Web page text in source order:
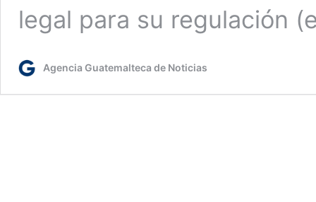
legal para su regulación
Agencia Guatemalteca de Noticias